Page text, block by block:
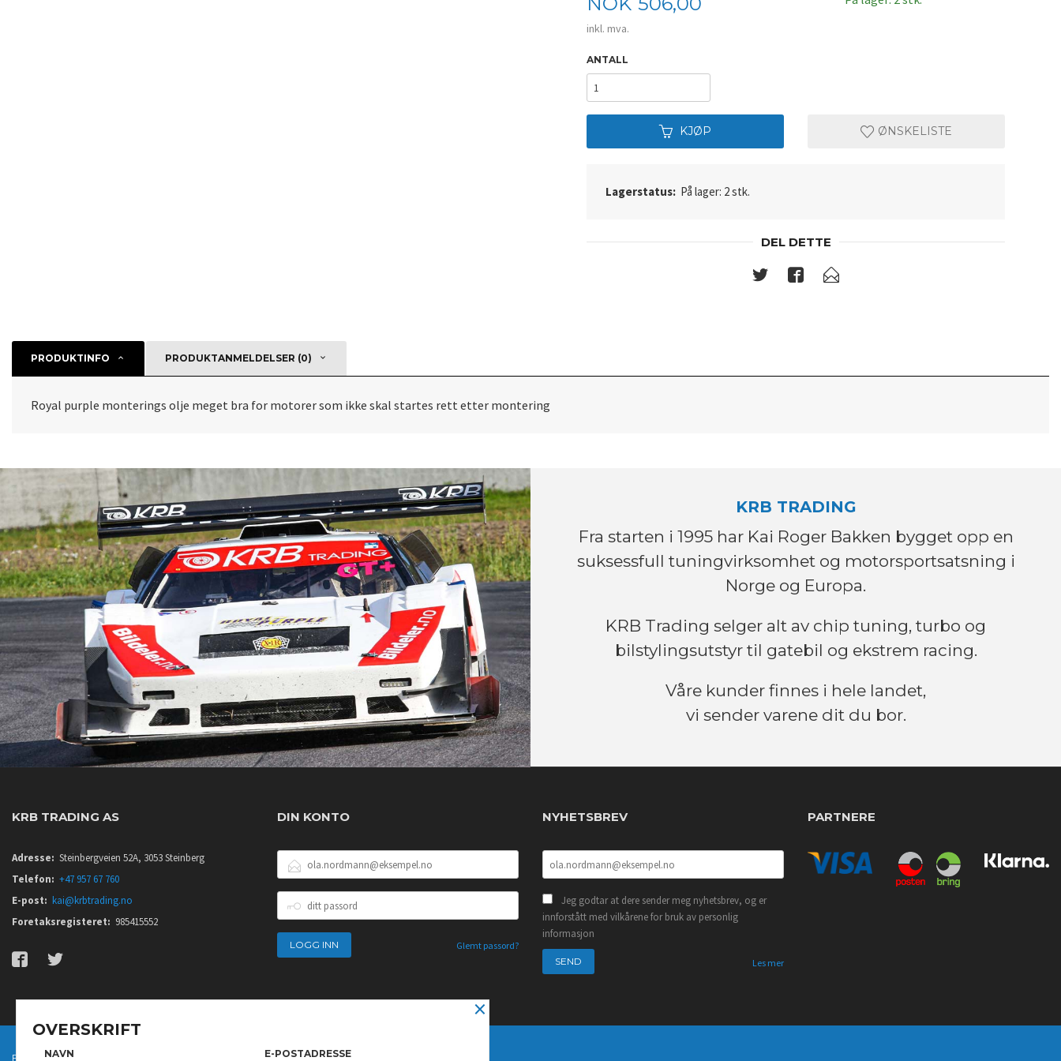
inkl. mva.
ANTALL
KJØP ØNSKELISTE
Lagerstatus: På lager: 2 stk.
DEL DETTE
PRODUKTINFO PRODUKTANMELDELSER (0)
Royal purple monterings olje meget bra for motorer som ikke skal startes rett etter montering
KRB TRADING
Fra starten i 1995 har Kai Roger Bakken bygget opp en
suksessfull tuningvirksomhet og motorsportsatsning i
Norge og Europa.
KRB Trading selger alt av chip tuning, turbo og
bilstylingsutstyr til gatebil og ekstrem racing.
Våre kunder finnes i hele landet,
vi sender varene dit du bor.
KRB TRADING AS
Adresse: Steinbergveien 52A, 3053 Steinberg
Telefon: +47 957 67 760
E-post: kai@krbtrading.no
Foretaksregisteret: 985415552
DIN KONTO
POSTADRESSE
PASSORD
Glemt passord?
NYHETSBREV
Jeg godtar at dere sender meg nyhetsbrev, og er
innforstått med vilkårene for bruk av personlig
informasjon
Les mer
PARTNERE
FRAKT KJØPSBETINGELSER SIKKERHET OG PERSONVERN NYHETSBREV
×
OVERSKRIFT
NAVN E-POSTADRESSE